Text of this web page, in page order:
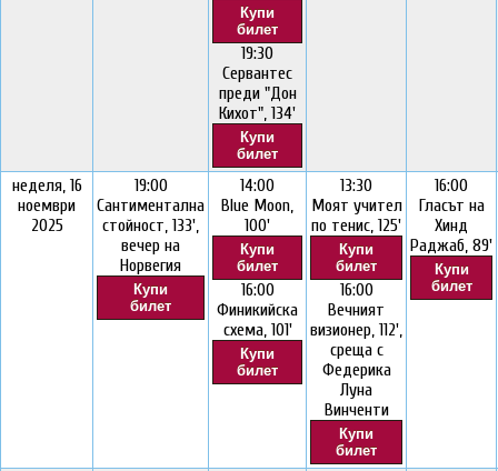
Купи
билет
19:30
Сервантес
преди "Дон
Кихот", 134'
Купи
билет
неделя, 16
ноември
2025
19:00
Сантиментална
стойност, 133',
вечер на
Норвегия
Купи
билет
14:00
Blue Moon,
100'
Купи
билет
16:00
Финикийска
схема, 101'
Купи
билет
13:30
Моят учител
по тенис, 125'
Купи
билет
16:00
Вечният
визионер, 112',
среща с
Федерика
Луна
Винченти
Купи
билет
16:00
Гласът на
Хинд
Раджаб, 89'
Купи
билет